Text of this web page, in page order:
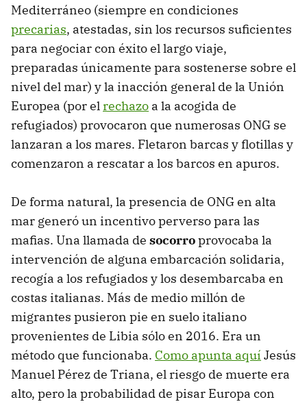
Mediterráneo (siempre en condiciones
precarias, atestadas, sin los recursos suficientes
para negociar con éxito el largo viaje,
preparadas únicamente para sostenerse sobre el
nivel del mar) y la inacción general de la Unión
Europea (por elrechazo a la acogida de
refugiados) provocaron que numerosas ONG se
lanzaran a los mares. Fletaron barcas y flotillas y
comenzaron a rescatar a los barcos en apuros.
De forma natural, la presencia de ONG en alta
mar generó un incentivo perverso para las
mafias. Una llamada de socorroprovocaba la
intervención de alguna embarcación solidaria,
recogía a los refugiados y los desembarcaba en
costas italianas. Más de medio millón de
migrantes pusieron pie en suelo italiano
provenientes de Libia sólo en 2016. Era un
método que funcionaba. Como apunta aquí Jesús
Manuel Pérez de Triana, el riesgo de muerte era
alto, pero la probabilidad de pisar Europa con